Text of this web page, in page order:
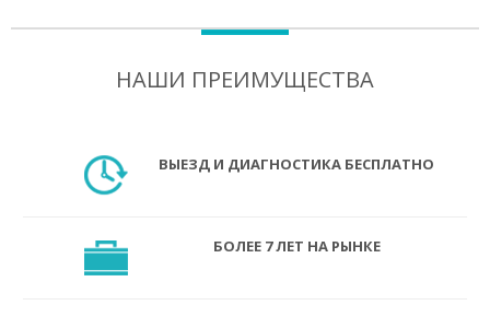
НАШИ ПРЕИМУЩЕСТВА
ВЫЕЗД И ДИАГНОСТИКА БЕСПЛАТНО
БОЛЕЕ 7 ЛЕТ НА РЫНКЕ